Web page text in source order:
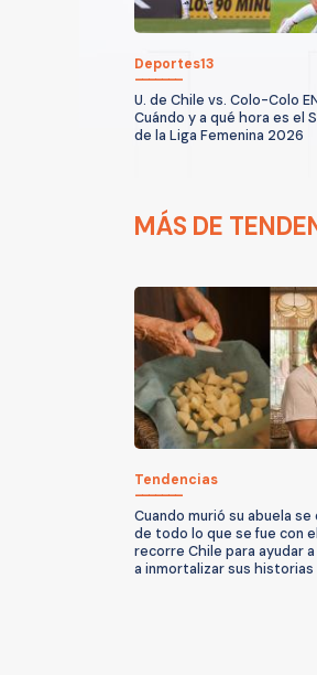
Deportes13
U. de Chile vs. Colo-Colo
Cuándo y a qué hora es el
de la Liga Femenina 2026
MÁS DE
Tendencias
Cuando murió su abuela se
de todo lo que se fue con
recorre Chile para ayudar
a inmortalizar sus historias